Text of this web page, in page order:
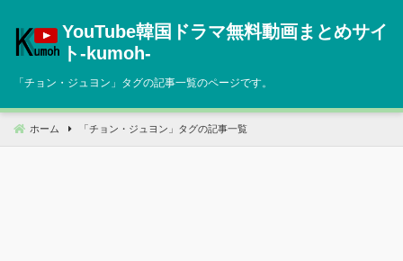
へ
動
YouTube韓国ドラマ無料動画まとめサイ
ト‐kumoh‐
「チョン・ジュヨン 」タグの記事一覧のページです。
ホーム 「 チョン・ジュヨン 」タグの記事一覧